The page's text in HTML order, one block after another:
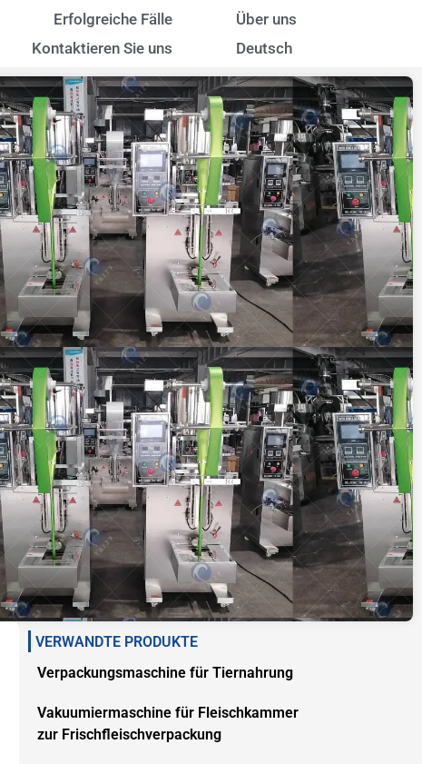
Erfolgreiche Fälle
Über uns
Kontaktieren Sie uns
Deutsch
VERWANDTE PRODUKTE
Verpackungsmaschine für Tiernahrung
Vakuumiermaschine für Fleischkammer
zur Frischfleischverpackung